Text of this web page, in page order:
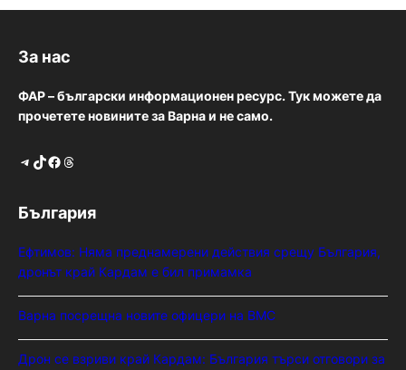
За нас
ФАР – български информационен ресурс. Тук можете да
прочетете новините за Варна и не само.
Telegram TikTok Facebook Threads
България
Ефтимов: Няма преднамерени действия срещу България,
дронът край Кардам е бил примамка
Варна посрещна новите офицери на ВМС
Дрон се взриви край Кардам: България търси отговори за